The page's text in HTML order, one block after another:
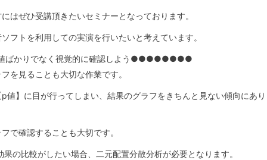
はぜひ受講頂きたいセミナーとなっております。
フトを利用しての実演を行いたいと考えています。
かりでなく視覚的に確認しよう●●●●●●●●
を見ることも大切な作業です。
値】に目が行ってしまい、結果のグラフをきちんと見ない傾向にあ
で確認することも大切です。
の比較がしたい場合、二元配置分散分析が必要となります。